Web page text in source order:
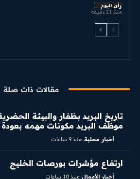
رأي اليوم
منذ 21 دقيقة
مقالات ذات صلة
تاريخ البريد بظفار والبيئة
موظف البريد مكونات مهمه
أخبار محلية منذ 9 ساعات
ارتفاع مؤشرات بورصات الخليج
أخبار الأعمال منذ 10 ساعات